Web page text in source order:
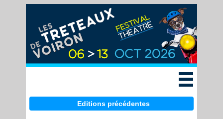
Edition 2026
Billetterie
Accès & Infos
Le festival
Editions précédentes